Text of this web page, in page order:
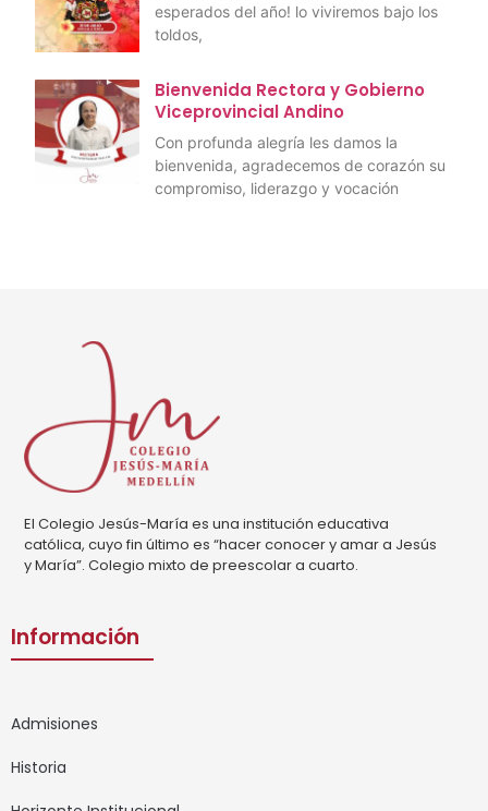
esperados del año! lo viviremos bajo los
toldos,
Bienvenida Rectora y Gobierno
Viceprovincial Andino
Con profunda alegría les damos la
bienvenida, agradecemos de corazón su
compromiso, liderazgo y vocación
El Colegio Jesús-María es una institución educativa
católica, cuyo fin último es “hacer conocer y amar a Jesús
y María”. Colegio mixto de preescolar a cuarto.
Información
Admisiones
Historia